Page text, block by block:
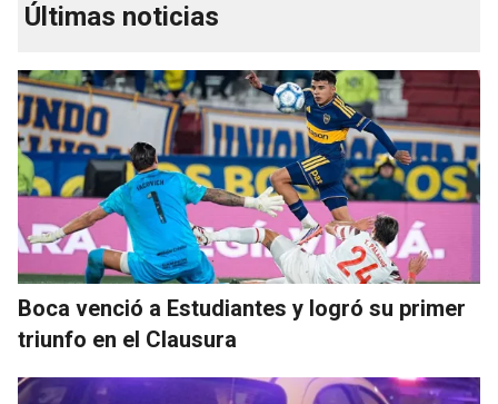
Últimas noticias
Boca venció a Estudiantes y logró su primer
triunfo en el Clausura